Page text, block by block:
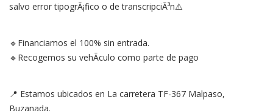
salvo error tipogrÃ¡fico o de transcripciÃ³n⚠️
🔹Financiamos el 100% sin entrada.
🔹Recogemos su vehÃ­culo como parte de pago
📍 Estamos ubicados en La carretera TF-367 Malpaso,
Buzanada.